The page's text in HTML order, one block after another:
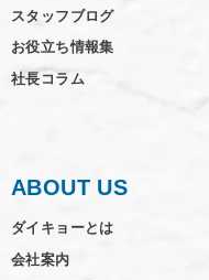
スタッフブログ
お役立ち情報集
社長コラム
ABOUT US
ダイキョーとは
会社案内